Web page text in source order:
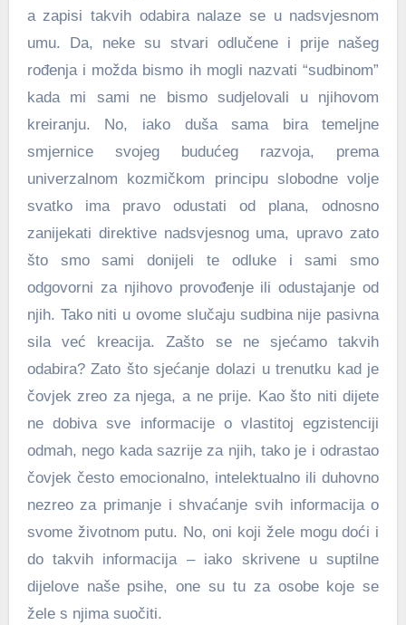
a zapisi takvih odabira nalaze se u nadsvjesnom
umu. Da, neke su stvari odlučene i prije našeg
rođenja i možda bismo ih mogli nazvati “sudbinom”
kada mi sami ne bismo sudjelovali u njihovom
kreiranju. No, iako duša sama bira temeljne
smjernice svojeg budućeg razvoja, prema
univerzalnom kozmičkom principu slobodne volje
svatko ima pravo odustati od plana, odnosno
zanijekati direktive nadsvjesnog uma, upravo zato
što smo sami donijeli te odluke i sami smo
odgovorni za njihovo provođenje ili odustajanje od
njih. Tako niti u ovome slučaju sudbina nije pasivna
sila već kreacija. Zašto se ne sjećamo takvih
odabira? Zato što sjećanje dolazi u trenutku kad je
čovjek zreo za njega, a ne prije. Kao što niti dijete
ne dobiva sve informacije o vlastitoj egzistenciji
odmah, nego kada sazrije za njih, tako je i odrastao
čovjek često emocionalno, intelektualno ili duhovno
nezreo za primanje i shvaćanje svih informacija o
svome životnom putu. No, oni koji žele mogu doći i
do takvih informacija – iako skrivene u suptilne
dijelove naše psihe, one su tu za osobe koje se
žele s njima suočiti.